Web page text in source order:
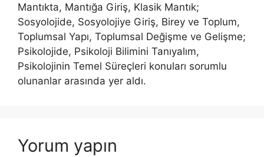
Mantıkta, Mantığa Giriş, Klasik Mantık;
Sosyolojide, Sosyolojiye Giriş, Birey ve Toplum,
Toplumsal Yapı, Toplumsal Değişme ve Gelişme;
Psikolojide, Psikoloji Bilimini Tanıyalım,
Psikolojinin Temel Süreçleri konuları sorumlu
olunanlar arasında yer aldı.
Yorum yapın